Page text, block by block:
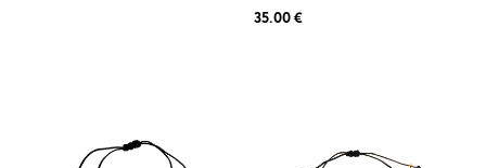
35.00 €